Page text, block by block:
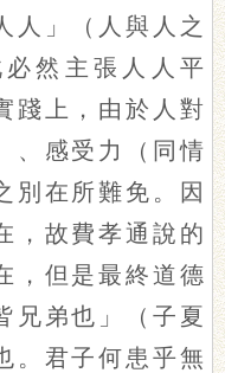
人」（人與人之
然主張人人平
踐上，由於人對
、感受力（同情
別在所難免。因
，故費孝通說的
，但是最終道德
兄弟也」（子夏
。君子何患乎無